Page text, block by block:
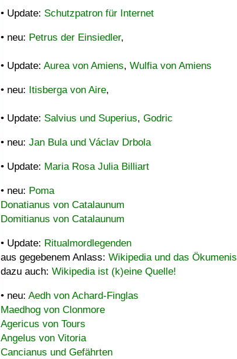
• Update: Schutzpatron für Internet
• neu: Petrus der Einsiedler,
• Update: Aurea von Amiens, Wulfia von Amiens
• neu: Itisberga von Aire,
• Update: Salvius und Superius, Godric
• neu: Jan Bula und Václav Drbola
• Update: Maria Rosa Julia Billiart
• neu: Poma
Donatianus von Catalaunum
Domitianus von Catalaunum
• Update: Ritualmordlegenden
aus gegebenem Anlass: Wikipedia und das
dazu auch: Wikipedia ist (k)eine Quelle!
• neu: Aedh von Achard-Finglas
Maedhog von Clonmore
Agericus von Tours
Angelus von Vitoria
Cancianus und Gefährten